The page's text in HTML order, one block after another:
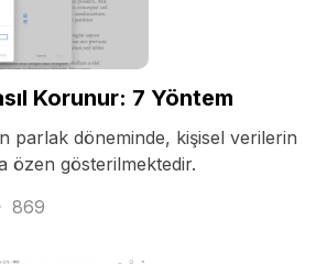
Korunur: 7 Yöntem
parlak döneminde, kişisel verilerin
özen gösterilmektedir.
869